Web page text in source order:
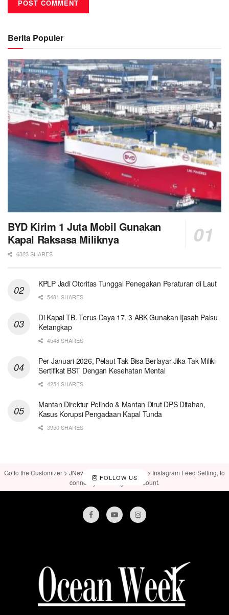
Berita Populer
BYD Kirim 1 Juta Mobil Gunakan
Kapal Raksasa Miliknya
6323 SHARES
KPLP Jadi Otoritas Tunggal Penegakan Peraturan di Laut
5481 SHARES
Di Kapal TB. Terus Daya 17, 3 ABK Gunakan Ijasah Palsu
Ketangkap
4548 SHARES
Per Januari 2026, Pelaut Tak Bisa Berlayar Jika Tak Miliki
Sertifikat BST Dengan Kesehatan Mental
4254 SHARES
Mantan Direktur Pelindo & Mantan Dirut DPS Ditahan,
Kasus Korupsi Pengadaan Kapal Tunda
3950 SHARES
FOLLOW US
Go to the Customizer > JNews : Social, Like & View > Instagram Feed Setting, to
connect your Instagram account.